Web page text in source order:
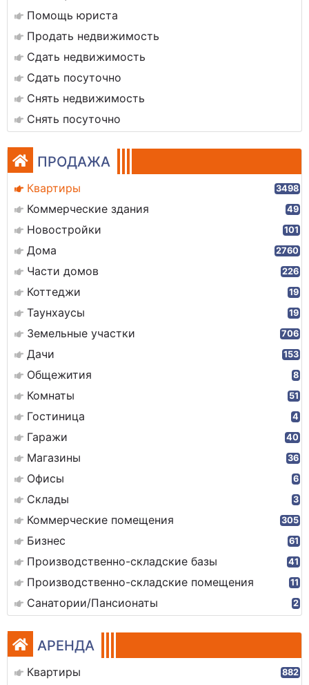
Помощь юриста
Продать недвижимость
Сдать недвижимость
Сдать посуточно
Снять недвижимость
Снять посуточно
ПРОДАЖА
Квартиры 3498
Коммерческие здания 49
Новостройки 101
Дома 2760
Части домов 226
Коттеджи 19
Таунхаусы 19
Земельные участки 706
Дачи 153
Общежития 8
Комнаты 51
Гостиница 4
Гаражи 40
Магазины 36
Офисы 6
Склады 3
Коммерческие помещения 305
Бизнес 61
Производственно-складские базы 41
Производственно-складские помещения 11
Санатории/Пансионаты 2
АРЕНДА
Квартиры 882